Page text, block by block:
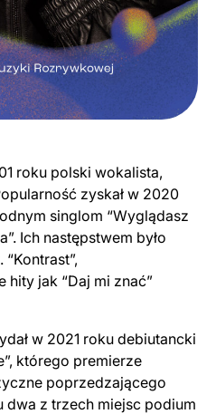
roku polski wokalista,
zyskał w 2020
singlom “Wyglądasz
Ich następstwem było
hity jak “Daj mi znać”
w 2021 roku debiutancki
którego premierze
poprzedzającego
dwa z trzech miejsc podium